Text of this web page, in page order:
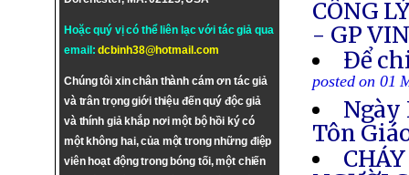
Hoặc quý vị có thể liên lạc với tác giả qua
email:dcbinh38@hotmail.com
Chúng tôi xin chân thành cám ơn tác giả
và trân trọng giới thiệu đến quý độc giả
và thính giả khắp nơi một bộ hồi ký có
một không hai, của một trong những điệp
viên hoạt động trong bóng tối, một chiến
CÔNG
- GP
Để
posted on 01
Ngày
Tôn